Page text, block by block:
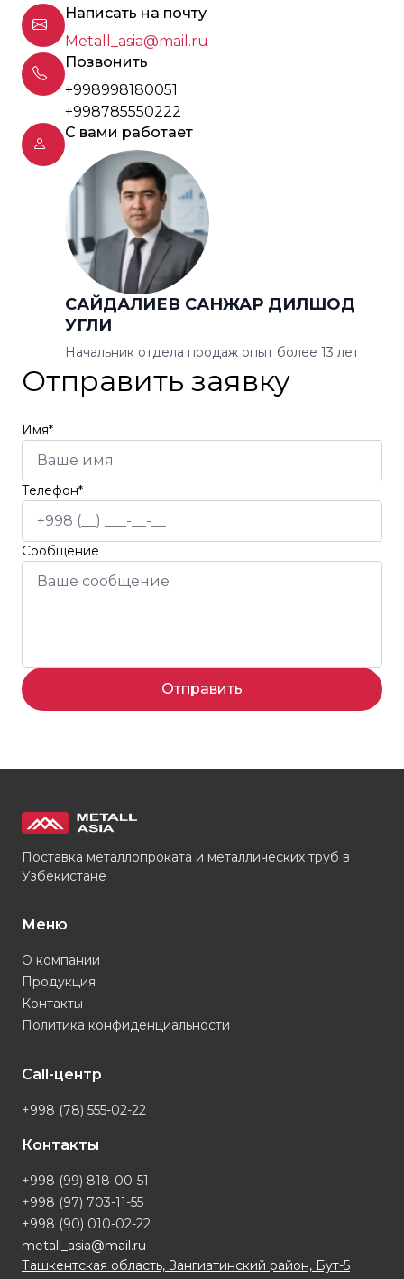
Написать на почту
Metall_asia@mail.ru
Позвонить
+998998180051
+998785550222
С вами работает
САЙДАЛИЕВ САНЖАР ДИЛШОД
УГЛИ
Начальник отдела продаж опыт более 13 лет
Отправить заявку
Имя*
Телефон*
Сообщение
Отправить
Поставка металлопроката и металлических труб в
Узбекистане
Меню
О компании
Продукция
Контакты
Политика конфиденциальности
Call-центр
+998 (78) 555-02-22
Контакты
+998 (99) 818-00-51
+998 (97) 703-11-55
+998 (90) 010-02-22
metall_asia@mail.ru
Ташкентская область, Зангиатинский район, Бут-5